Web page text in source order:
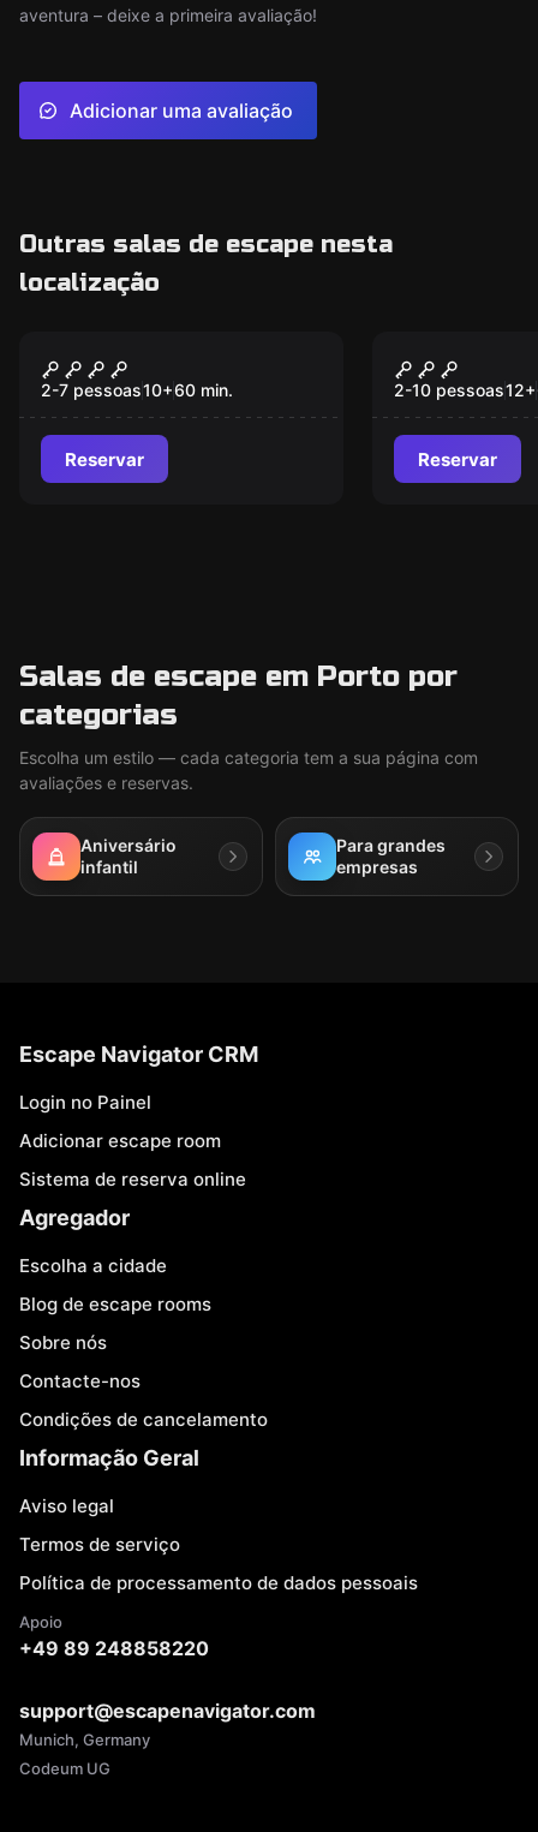
aventura – deixe a primeira avaliação!
Adicionar uma avaliação
Outras salas de escape nesta
localização
Orfanato
2-7 pessoas10+60 min.
Reservar
Cubus
Porto
2-10 pessoas12+
Reservar
Salas de escape em Porto por
categorias
Escolha um estilo — cada categoria tem a sua página com
avaliações e reservas.
Aniversário
infantil
Para grandes
empresas
Escape Navigator CRM
Login no Painel
Adicionar escape room
Sistema de reserva online
Agregador
Escolha a cidade
Blog de escape rooms
Sobre nós
Contacte-nos
Condições de cancelamento
Informação Geral
Aviso legal
Termos de serviço
Política de processamento de dados pessoais
Apoio
+49 89 248858220
support@escapenavigator.com
Munich, Germany
Codeum UG